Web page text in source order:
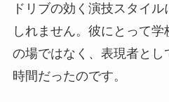
ドリブの効く演技スタイ
しれません。彼にとって
の場ではなく、表現者とし
時間だったのです。